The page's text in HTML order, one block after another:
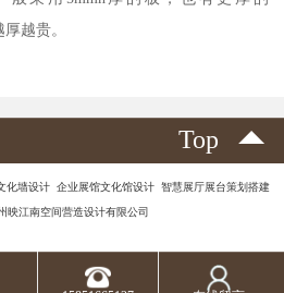
越贵。
Top
化墙设计 企业展馆文化馆设计 智慧展厅展台策划搭建
映江南空间营造设计有限公司